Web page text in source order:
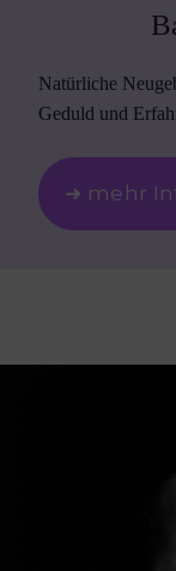
Natürliche
Geduld und
➜ mehr